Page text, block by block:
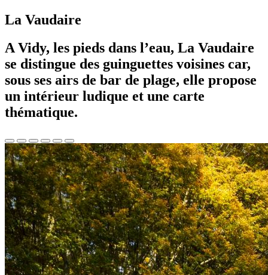
La Vaudaire
A Vidy, les pieds dans l’eau, La Vaudaire
se distingue des guinguettes voisines car,
sous ses airs de bar de plage, elle propose
un intérieur ludique et une carte
thématique.